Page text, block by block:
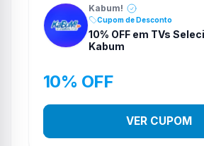
Kabum!
Cupom de Desconto
10% OFF em TVs
Kabum
10% OFF
VER CUPOM